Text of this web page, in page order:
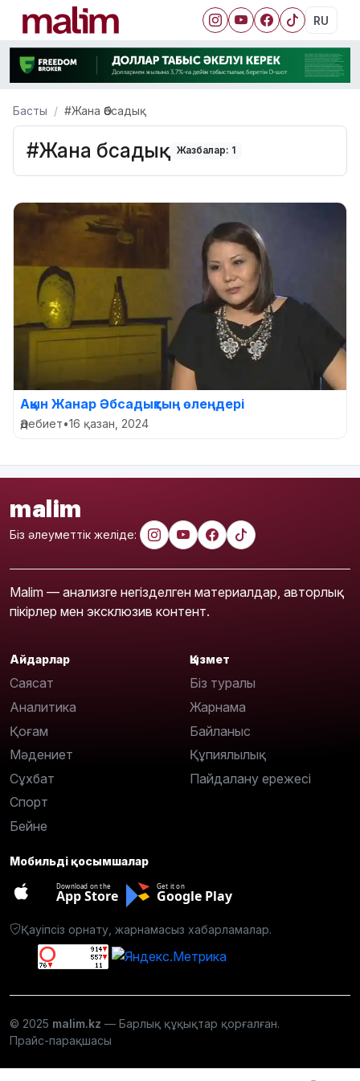
RU
Басты #Жана Әбсадық
#Жана Әбсадық Жазбалар: 1
Ақын Жанар Әбсадықтың өлеңдері
Әдебиет•16 қазан, 2024
malim
Біз әлеуметтік желіде:
Malim — анализге негізделген материалдар, авторлық
пікірлер мен эксклюзив контент.
Айдарлар
Саясат
Аналитика
Қоғам
Мәдениет
Сұхбат
Спорт
Бейне
Қызмет
Біз туралы
Жарнама
Байланыс
Құпиялылық
Пайдалану ережесі
Мобильді қосымшалар
Download on the
App Store
Get it on
Google Play
Қауіпсіз орнату, жарнамасыз хабарламалар.
© 2025 malim.kz — Барлық құқықтар қорғалған.
Прайс-парақшасы